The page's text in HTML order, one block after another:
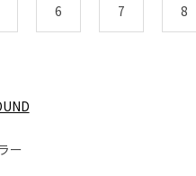
6 7 8
ー